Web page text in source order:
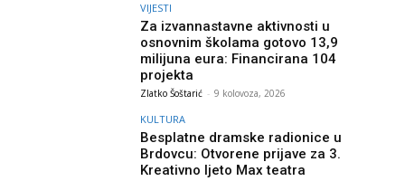
VIJESTI
Za izvannastavne aktivnosti u
osnovnim školama gotovo 13,9
milijuna eura: Financirana 104
projekta
Zlatko Šoštarić - 9 kolovoza, 2026
KULTURA
Besplatne dramske radionice u
Brdovcu: Otvorene prijave za 3.
Kreativno ljeto Max teatra